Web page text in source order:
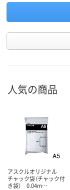
人気の商品
アスクルオリジナル
チャック袋（チャック付
き袋） 0.04m…